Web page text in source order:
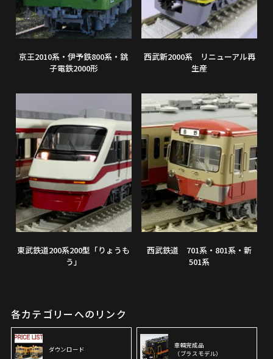
各カテゴリーへのリンク
ダウンロード
車輌完成品
（ブラスモデル）
京王2010系・伊予鉄800系・銚
子電鉄2000形
西武新2000系 リニューアル再
生産
東武鉄道200系200型「りょうも
う」
西武鉄道 701系・801系・新
501系